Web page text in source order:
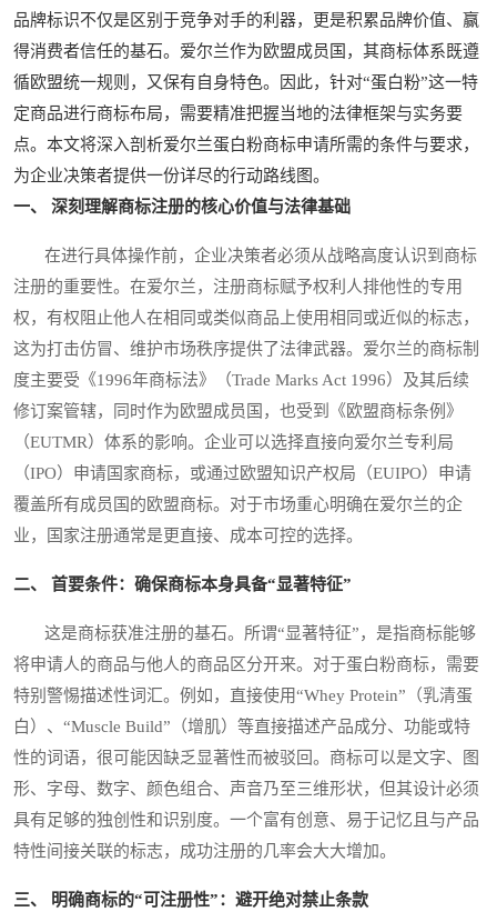
品牌标识不仅是区别于竞争对手的利器，更是积累品牌价值、赢
得消费者信任的基石。爱尔兰作为欧盟成员国，其商标体系既遵
循欧盟统一规则，又保有自身特色。因此，针对“蛋白粉”这一特
定商品进行商标布局，需要精准把握当地的法律框架与实务要
点。本文将深入剖析爱尔兰蛋白粉商标申请所需的条件与要求，
为企业决策者提供一份详尽的行动路线图。
一、 深刻理解商标注册的核心价值与法律基础
在进行具体操作前，企业决策者必须从战略高度认识到商标
注册的重要性。在爱尔兰，注册商标赋予权利人排他性的专用
权，有权阻止他人在相同或类似商品上使用相同或近似的标志，
这为打击仿冒、维护市场秩序提供了法律武器。爱尔兰的商标制
度主要受《1996年商标法》（Trade Marks Act 1996）及其后续
修订案管辖，同时作为欧盟成员国，也受到《欧盟商标条例》
（EUTMR）体系的影响。企业可以选择直接向爱尔兰专利局
（IPO）申请国家商标，或通过欧盟知识产权局（EUIPO）申请
覆盖所有成员国的欧盟商标。对于市场重心明确在爱尔兰的企
业，国家注册通常是更直接、成本可控的选择。
二、 首要条件：确保商标本身具备“显著特征”
这是商标获准注册的基石。所谓“显著特征”，是指商标能够
将申请人的商品与他人的商品区分开来。对于蛋白粉商标，需要
特别警惕描述性词汇。例如，直接使用“Whey Protein”（乳清蛋
白）、“Muscle Build”（增肌）等直接描述产品成分、功能或特
性的词语，很可能因缺乏显著性而被驳回。商标可以是文字、图
形、字母、数字、颜色组合、声音乃至三维形状，但其设计必须
具有足够的独创性和识别度。一个富有创意、易于记忆且与产品
特性间接关联的标志，成功注册的几率会大大增加。
三、 明确商标的“可注册性”：避开绝对禁止条款